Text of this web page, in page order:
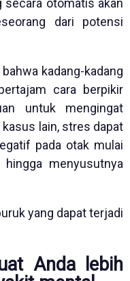
dari potensi
kadang-kadang
cara berpikir
untuk mengingat
lain, stres dapat
pada otak mulai
menyusutnya
yang dapat terjadi
Anda lebih